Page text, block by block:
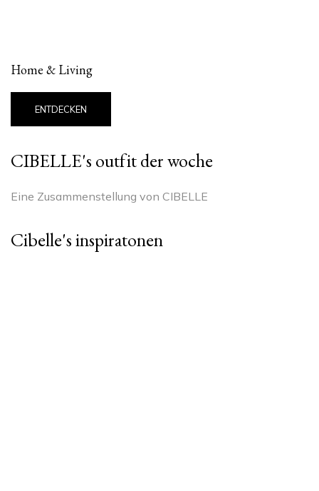
Home & Living
ENTDECKEN
CIBELLE's outfit der woche
Eine Zusammenstellung von CIBELLE
Cibelle's inspiratonen